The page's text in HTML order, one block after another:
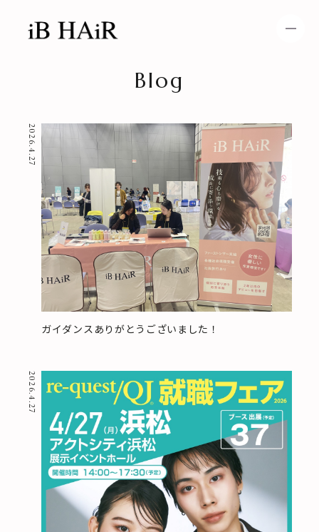
SPECIAL MENU MENU
SHOP＆STAFF COUPON
GALLERY BLOG
RECRUIT
Blog
2026.4.27
ガイダンスありがとうございました！
2026.4.27